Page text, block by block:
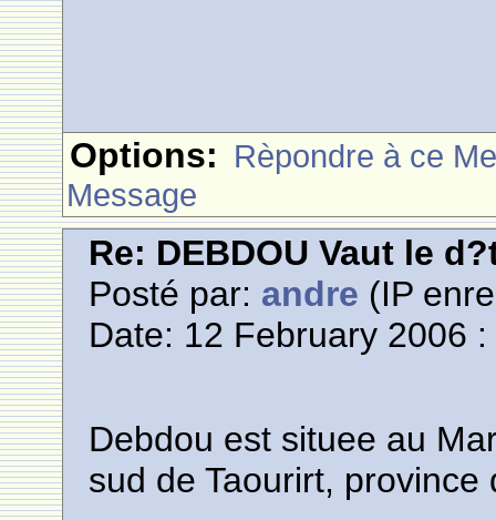
Options: Rèpondre à ce
Message
Re: DEBDOU Vaut le
Posté par: andre (IP
Date: 12 February 2006
Debdou est situee au
sud de Taourirt, province